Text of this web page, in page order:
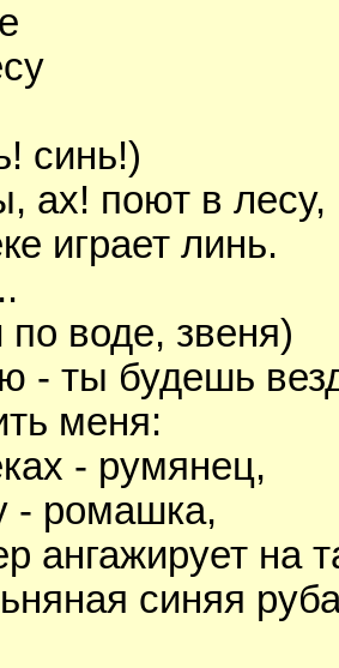
синь!)
ах! поют в лесу,
играет линь.
по воде, звеня)
- ты будешь
меня:
- румянец,
- ромашка,
ангажирует на
синяя